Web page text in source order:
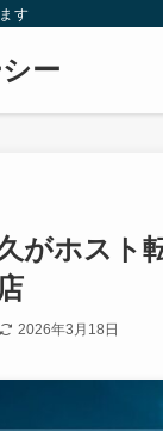
す
ー
がホスト
2026年3月18日